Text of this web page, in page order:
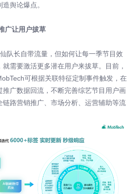
舆论爆点。
广让用户拔草
队长自带流量，但如何让每一季节目效
需要激活更多潜在用户来拔草。目前，
可根据关联特征定制事件触发，在
推广数据回流，不断完善综艺节目用户画
链路营销推广、市场分析、运营辅助等流